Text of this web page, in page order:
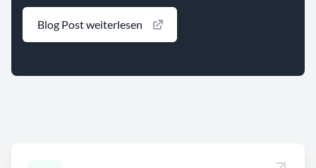
Blog Post weiterlesen